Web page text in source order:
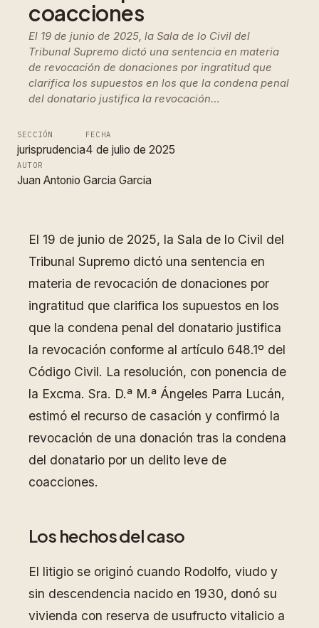
coacciones
El 19 de junio de 2025, la Sala de lo Civil del
Tribunal Supremo dictó una sentencia en materia
de revocación de donaciones por ingratitud que
clarifica los supuestos en los que la condena penal
del donatario justifica la revocación…
SECCIÓN
jurisprudencia
FECHA
4 de julio de 2025
AUTOR
Juan Antonio Garcia Garcia
El 19 de junio de 2025, la Sala de lo Civil del
Tribunal Supremo dictó una sentencia en
materia de revocación de donaciones por
ingratitud que clarifica los supuestos en los
que la condena penal del donatario justifica
la revocación conforme al artículo 648.1º del
Código Civil. La resolución, con ponencia de
la Excma. Sra. D.ª M.ª Ángeles Parra Lucán,
estimó el recurso de casación y confirmó la
revocación de una donación tras la condena
del donatario por un delito leve de
coacciones.
Los hechos del caso
El litigio se originó cuando Rodolfo, viudo y
sin descendencia nacido en 1930, donó su
vivienda con reserva de usufructo vitalicio a